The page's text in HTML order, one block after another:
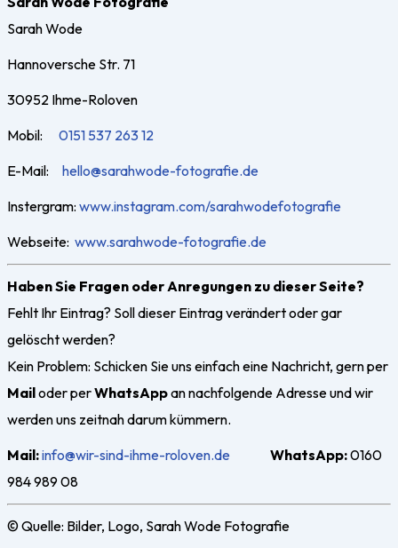
Sarah Wode
Hannoversche Str. 71
30952 Ihme-Roloven
Mobil: 0151 537 263 12
E-Mail: hello@sarahwode-fotografie.de
Instergram: www.instagram.com/sarahwodefotografie
Webseite: www.sarahwode-fotografie.de
Haben Sie Fragen oder Anregungen zu dieser Seite?
Fehlt Ihr Eintrag? Soll dieser Eintrag verändert oder gar
gelöscht werden?
Kein Problem: Schicken Sie uns einfach eine Nachricht, gernper
Mailoder perWhatsAppan nachfolgende Adresse und wir
werden uns zeitnah darum kümmern.
Mail:info@wir-sind-ihme-roloven.de WhatsApp:0160
984 989 08
© Quelle: Bilder, Logo, Sarah Wode Fotografie